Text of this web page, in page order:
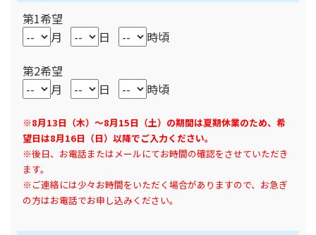
第1希望
月
日
時頃
第2希望
月
日 時頃
※8月13日（木）～8月15日（土）の期間は夏期休業のため、希
望日は8月16日（日）以降でご入力ください。
※後日、お電話またはメールにてお時間の確認をさせていただき
ます。
※ご連絡には少々お時間をいただく場合がありますので、お急ぎ
の方はお電話でお申し込みください。